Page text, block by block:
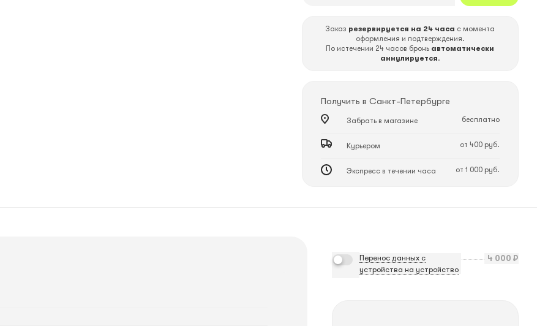
Заказ резервируется на 24 часа с момента
оформления и подтверждения.
По истечении 24 часов бронь автоматически
аннулируется.
Получить в Санкт-Петербурге
Забрать в магазине бесплатно
Курьером от 400 руб.
Экспресс в течении часа от 1 000 руб.
Перенос данных с
устройства на устройство
4 000 ₽